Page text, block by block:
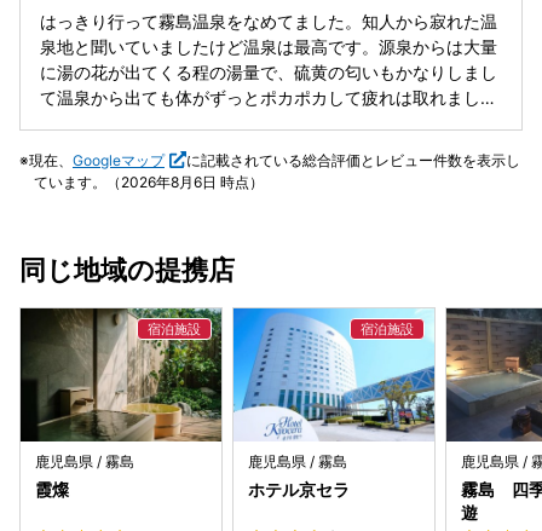
に衝撃的だったのは椀物の提供方法です。 配膳スタッフ3名
のうち、なんと2名が椀を“上から鷲掴み”して持ってきた。
私もマナーに詳しくないのですが、あきらかに和食の提供と
して違和感があり、衛生面・マナーの観点からも完全に論
外。旅館業としてありえません。 夕食は18:00一斉スタート
とのことでしたが、途中から料理の提供が遅くなり、〆のご
飯物が出たのは19:45頃。食べ終わったらベルで呼ぶよう指
い」 と急かされる始末。こちらのペースなど一切無視。客を
もてなす気が全く感じられません。 総じて、価格に見合うど
ころか、旅館として最低限のレベルすら満たしていないと感
じました。サービスを期待して宿泊する価値はありません。
ニューアルしたみたいでい草の良い香りがしました)部屋に
付いてる温泉も適温で泉質素晴らしく最高の温泉宿でした。
平日に行ったので大浴場も誰も居なくずっと貸切り状態でゆ
っくりと出来て日頃の疲れもぶっ飛びました(*ˊᵕˋ*) 食事もど
れも美味しくお腹いっぱいでした。 個室なのも良いですね^^
きました。 1人26,000円は大変お得なお値段だと思います。
また必ず行きたい宿です。 追記……WiFiあります。
はっきり行って霧島温泉をなめてました。知人から寂れた温
泉地と聞いていましたけど温泉は最高です。源泉からは大量
に湯の花が出てくる程の湯量で、硫黄の匂いもかなりしまし
て温泉から出ても体がずっとポカポカして疲れは取れまし
理で美味しかったです。貸切風呂も料金内で利用できて源泉
が良いので何回か入りたかったですね。1泊の旅行で4回も入
頑張ってください!!
現在、 Googleマップ
に記載されている総合評価とレビュー件数を表示し
ています。（2026年8月6日 時点）
同じ地域の提携店
鹿児島県 / 霧島
霞燦
鹿児島県 / 霧島
ホテル京セラ
鹿児島県 /
霧島 四
遊